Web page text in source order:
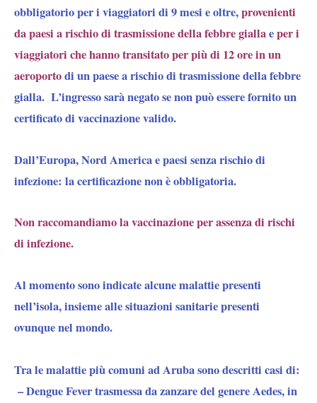
obbligatorioper i viaggiatori di 9 mesi e oltre,provenienti
da paesi a rischio di trasmissione della febbre giallaeper i
viaggiatori che hanno transitato per più di 12 ore in un
aeroportodi un paese a rischio di trasmissione della febbre
gialla. L’ingresso sarà negato se non può essere fornito un
certificato di vaccinazione valido.
Dall’Europa, Nord America e paesi senza rischio di
infezione: la certificazione non è obbligatoria.
Non raccomandiamo la vaccinazione per assenza di rischi
di infezione.
Al momento sono indicate alcune malattie presenti
nell’isola, insieme alle situazioni sanitarie presenti
ovunque nel mondo.
Tra le malattie più comuni ad Aruba sono descritti casi di:
–Dengue Fevertrasmessa da zanzare del genere Aedes, in